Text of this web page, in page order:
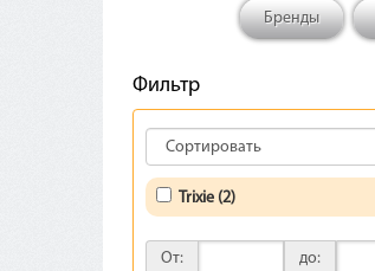
Бренды
Фильтр
Trixie (2)
От: до: